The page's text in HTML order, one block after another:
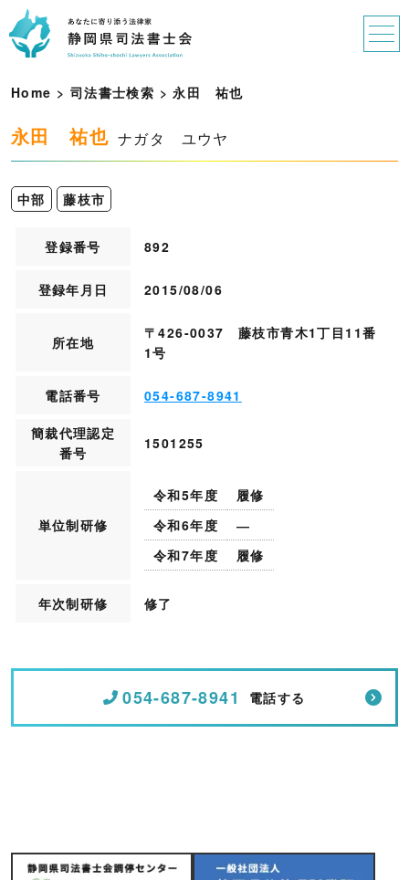
Home > 司法書士検索 >永田 祐也
永田 祐也 ナガタ ユウヤ
中部 藤枝市
登録番号 892
登録年月日 2015/08/06
所在地
〒426-0037 藤枝市青木1丁目11番
1号
電話番号 054-687-8941
簡裁代理認定
番号
1501255
単位制研修
令和5年度
履修
令和6年度
―
令和7年度
履修
年次制研修 修了
054-687-8941 電話する